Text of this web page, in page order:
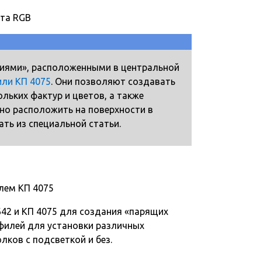
RGB
расположенными в центральной
КП 4075. Они позволяют создавать
фактур и цветов, а также
расположить на поверхности в
из специальной статьи.
КП 4075
и КП 4075 для создания «парящих
для установки различных
с подсветкой и без.